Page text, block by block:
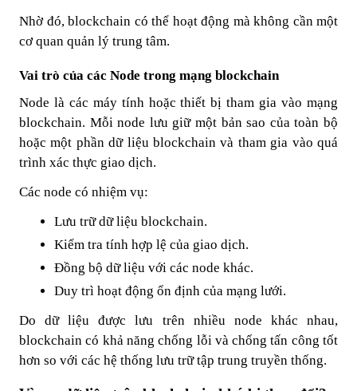
Nhờ đó, blockchain có thể hoạt động mà không cần một
cơ quan quản lý trung tâm.
Vai trò của các Node trong mạng blockchain
Node là các máy tính hoặc thiết bị tham gia vào mạng
blockchain. Mỗi node lưu giữ một bản sao của toàn bộ
hoặc một phần dữ liệu blockchain và tham gia vào quá
trình xác thực giao dịch.
Các node có nhiệm vụ:
Lưu trữ dữ liệu blockchain.
Kiểm tra tính hợp lệ của giao dịch.
Đồng bộ dữ liệu với các node khác.
Duy trì hoạt động ổn định của mạng lưới.
Do dữ liệu được lưu trên nhiều node khác nhau,
blockchain có khả năng chống lỗi và chống tấn công tốt
hơn so với các hệ thống lưu trữ tập trung truyền thống.